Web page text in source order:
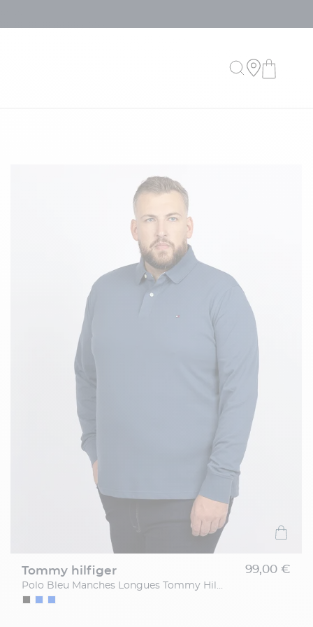
tommy hilfiger
Polo Bleu Manches Longues Tommy Hilfiger Grande Taille
99,00 €